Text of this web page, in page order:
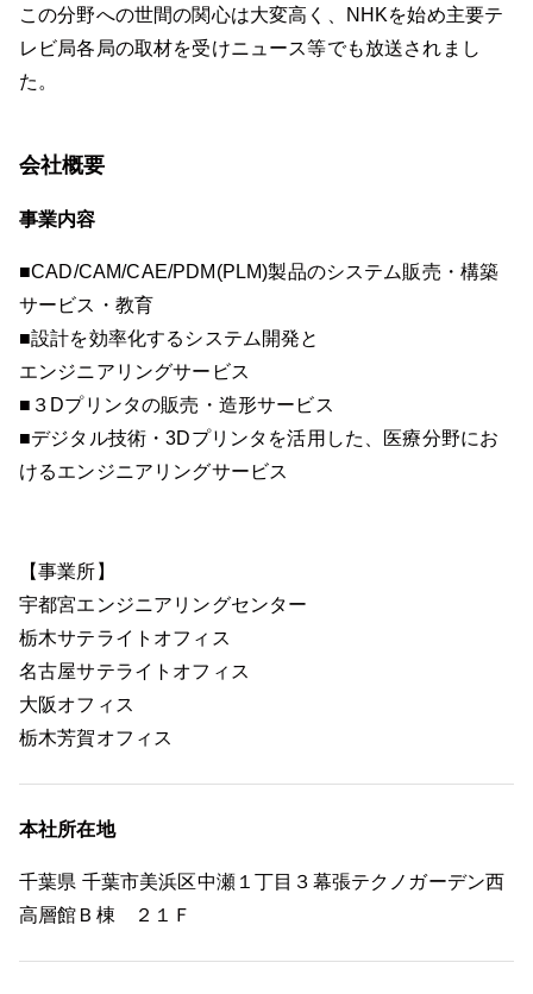
この分野への世間の関心は大変高く、NHKを始め主要テ
レビ局各局の取材を受けニュース等でも放送されまし
た。
会社概要
事業内容
■CAD/CAM/CAE/PDM(PLM)製品のシステム販売・構築
サービス・教育
■設計を効率化するシステム開発と
エンジニアリングサービス
■３Dプリンタの販売・造形サービス
■デジタル技術・3Dプリンタを活用した、医療分野にお
けるエンジニアリングサービス
【事業所】
宇都宮エンジニアリングセンター
栃木サテライトオフィス
名古屋サテライトオフィス
大阪オフィス
栃木芳賀オフィス
本社所在地
千葉県 千葉市美浜区中瀬１丁目３幕張テクノガーデン西
高層館Ｂ棟 ２１Ｆ